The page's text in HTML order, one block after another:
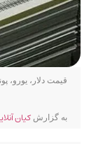
قیمت دلار، یورو، پوند و سایر ارز‌ها
به گزارش کیان